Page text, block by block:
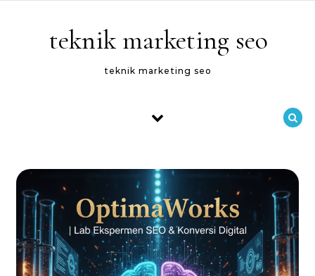
teknik marketing seo
teknik marketing seo